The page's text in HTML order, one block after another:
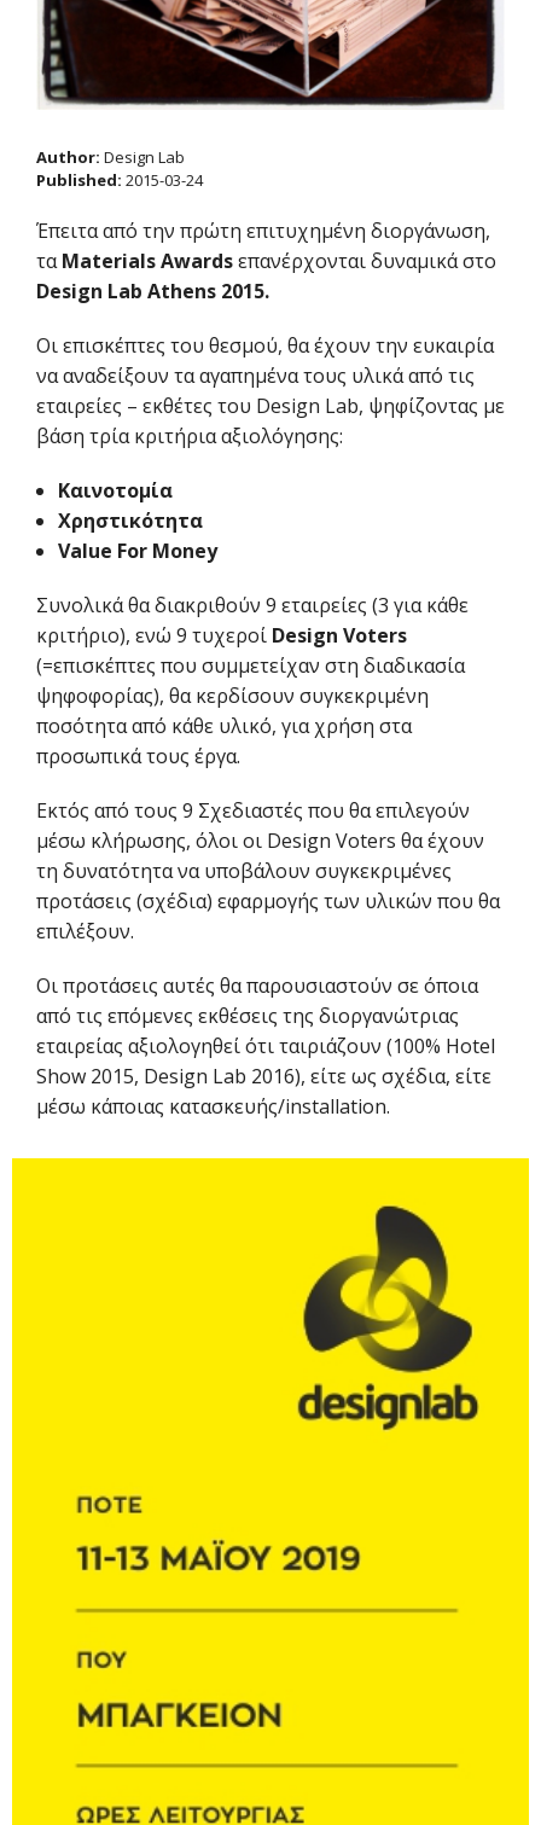
Author: Design Lab
Published: 2015-03-24
Έπειτα από την πρώτη επιτυχημένη διοργάνωση,
ταMaterials Awardsεπανέρχονται δυναμικά στο
Design Lab Athens 2015.
Οι επισκέπτες του θεσμού, θα έχουν την ευκαιρία
να αναδείξουν τα αγαπημένα τους υλικά από τις
εταιρείες – εκθέτες του Design Lab, ψηφίζοντας με
βάση τρία κριτήρια αξιολόγησης:
Καινοτομία
Χρηστικότητα
Value For Money
Συνολικά θα διακριθούν 9 εταιρείες (3 για κάθε
κριτήριο), ενώ 9 τυχεροί Design Voters
(=επισκέπτες που συμμετείχαν στη διαδικασία
ψηφοφορίας), θα κερδίσουν συγκεκριμένη
ποσότητα από κάθε υλικό, για χρήση στα
προσωπικά τους έργα.
Εκτός από τους 9 Σχεδιαστές που θα επιλεγούν
μέσω κλήρωσης, όλοι οι Design Voters θα έχουν
τη δυνατότητα να υποβάλουν συγκεκριμένες
προτάσεις (σχέδια) εφαρμογής των υλικών που θα
επιλέξουν.
Οι προτάσεις αυτές θα παρουσιαστούν σε όποια
από τις επόμενες εκθέσεις της διοργανώτριας
εταιρείας αξιολογηθεί ότι ταιριάζουν (100% Hotel
Show 2015, Design Lab 2016), είτε ως σχέδια, είτε
μέσω κάποιας κατασκευής/installation.